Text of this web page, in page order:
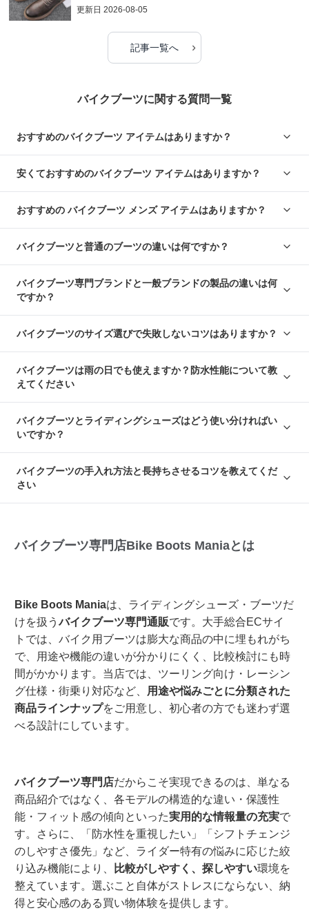
更新日2026-08-05
記事一覧へ ›
バイクブーツに関する質問一覧
おすすめのバイクブーツ アイテムはありますか？
安くておすすめのバイクブーツ アイテムはありますか？
おすすめの バイクブーツ メンズ アイテムはありますか？
バイクブーツと普通のブーツの違いは何ですか？
バイクブーツ専門ブランドと一般ブランドの製品の違いは何
ですか？
バイクブーツのサイズ選びで失敗しないコツはありますか？
バイクブーツは雨の日でも使えますか？防水性能について教
えてください
バイクブーツとライディングシューズはどう使い分ければい
いですか？
バイクブーツの手入れ方法と長持ちさせるコツを教えてくだ
さい
バイクブーツ専門店Bike Boots Maniaとは
Bike Boots Maniaは、ライディングシューズ・ブーツだ
けを扱うバイクブーツ専門通販です。大手総合ECサイ
トでは、バイク用ブーツは膨大な商品の中に埋もれがち
で、用途や機能の違いが分かりにくく、比較検討にも時
間がかかります。当店では、ツーリング向け・レーシン
グ仕様・街乗り対応など、
用途や悩みごとに分類された
商品ラインナップをご用意し、初心者の方でも迷わず選
べる設計にしています。
バイクブーツ専門店だからこそ実現できるのは、単なる
商品紹介ではなく、各モデルの構造的な違い・保護性
能・フィット感の傾向といった実用的な情報量の充実で
す。さらに、「防水性を重視したい」「シフトチェンジ
のしやすさ優先」など、ライダー特有の悩みに応じた絞
り込み機能により、
比較がしやすく、探しやすい環境を
整えています。選ぶこと自体がストレスにならない、納
得と安心感のある買い物体験を提供します。